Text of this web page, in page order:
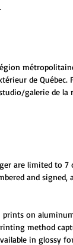
de
galerie de la
are limited to 7
and
on
method
in glossy